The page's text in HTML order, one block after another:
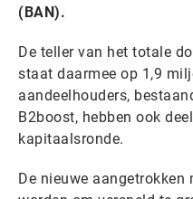
(BAN).
De teller van het totale
staat daarmee op 1,9
aandeelhouders,
B2boost, hebben ook
kapitaalsronde.
De nieuwe